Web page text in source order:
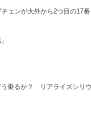
ンが大外から2つ目の17
乗るか？ リアライズシリウ